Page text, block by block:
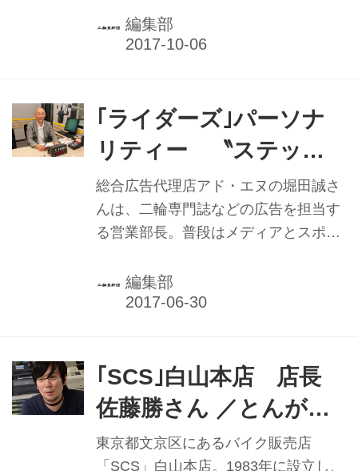
を引き継いだ元世界GPライダーの井
形ともさんは、バイクブーム真っ只中
意志継承
た故・加藤大治郎さんの「子どもたち
にレースの楽しさを伝えたい」という
て開発されたスーパーミニバイクだ。
74Daijiro事業の担当者、デルタ･エン
タープライズの村上裕二さんは、
「元々車の運転やレストアが好きで、
メカニックの仕事ができるという単純
な動機でこの仕事を始めましたが、気
ご家族が数え切れないほど増えまし
た。今は、バイクや大治郎というヒー
編集部
｢ライダーズ｣パーソナ
リティー 〝ステップ
堀田〟こと堀田誠さん／
ラジオを通じてバイク
の魅力発信
総合広告代理店アド・エヌの堀田誠さ
んは、二輪専門誌などの広告を担当す
る営業部長。普段はメディアとスポン
週に1度、ラジオ番組「ライダーズ｣の
パーソナリティー〝ステップ堀田〟と
2（RN2）で放送中のバイクに特化し
た番組。バイク関連のニュースやバイ
ク用品の紹介、ときには名車のコアな
話題まで、バイク好きが楽しめる要素
がふんだんに盛り込まれている。 堀田
編集部
｢SCS｣白山本店 店長
佐藤勝さん ／とんがっ
た部分に価値を見出した
東京都文京区にあるバイク販売店
「SCS」白山本店。1983年に設立し、